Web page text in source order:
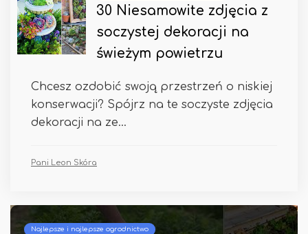
30 Niesamowite zdjęcia z
soczystej dekoracji na
świeżym powietrzu
Chcesz ozdobić swoją przestrzeń o niskiej
konserwacji? Spójrz na te soczyste zdjęcia
dekoracji na ze...
Pani Leon Skóra
Najlepsze i najlepsze ogrodnictwo